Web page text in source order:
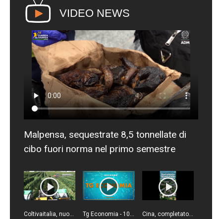
VIDEO NEWS
Malpensa, sequestrate 8,5 tonnellate di
cibo fuori norma nel primo semestre
Cina, completato il ponte ferroviario ad alta velocità nell'area delle Tre Gole